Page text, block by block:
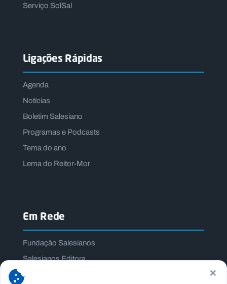
Serviço SolSal
Ligações Rápidas
Agenda
Notícias
Boletim Salesiano
Programas e Podcasts
Tema do ano
Lema do Reitor-Mor
Em Rede
Fundação Salesianos
Salesianos Editora
Família Salesiana
×